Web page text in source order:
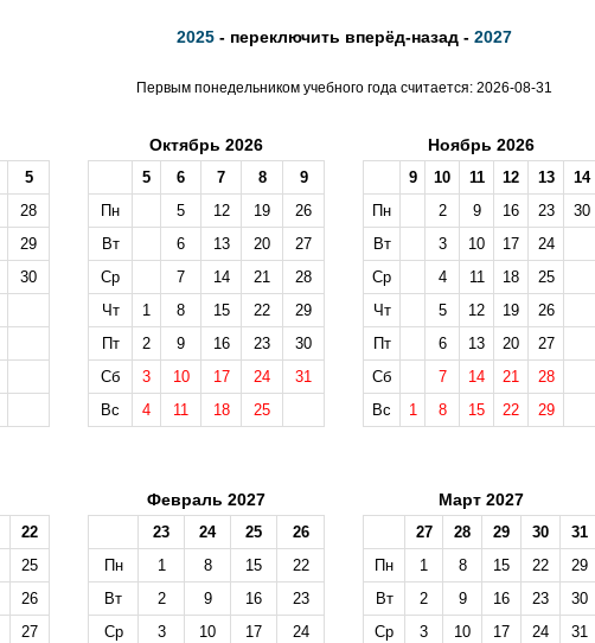
2025- переключить вперёд-назад - 2027
Первым понедельником учебного года считается: 2026-08-31
5
28
29
30
Октябрь 2026
5 6 7 8
9
Пн
5 12 19
26
Вт
6 13 20
27
Ср
7 14 21
28
Чт
1 8 15 22
29
Пт
2 9 16 23
30
Сб
3 10 17 24
31
Вс
4 11 18 25
Ноябрь 2026
9 10 11 12 13
14
Пн
2 9 16 23
30
Вт
3 10 17
24
Ср
4 11 18
25
Чт
5 12 19
26
Пт
6 13 20
27
Сб
7 14 21
28
Вс
1 8 15 22 29
22
25
26
27
Февраль 2027
23 24 25
26
Пн
1 8 15
22
Вт
2 9 16
23
Ср
3 10 17
24
Март 2027
27 28 29 30
31
Пн
1 8 15 22
29
Вт
2 9 16 23
30
Ср
3 10 17 24
31